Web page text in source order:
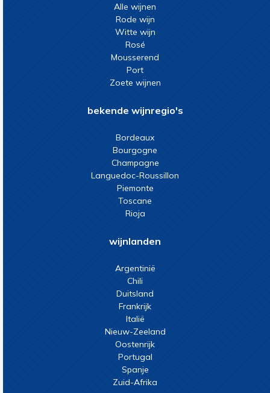
Alle wijnen
Rode wijn
Witte wijn
Rosé
Mousserend
Port
Zoete wijnen
bekende wijnregio's
Bordeaux
Bourgogne
Champagne
Languedoc-Roussillon
Piemonte
Toscane
Rioja
wijnlanden
Argentinië
Chili
Duitsland
Frankrijk
Italië
Nieuw-Zeeland
Oostenrijk
Portugal
Spanje
Zuid-Afrika